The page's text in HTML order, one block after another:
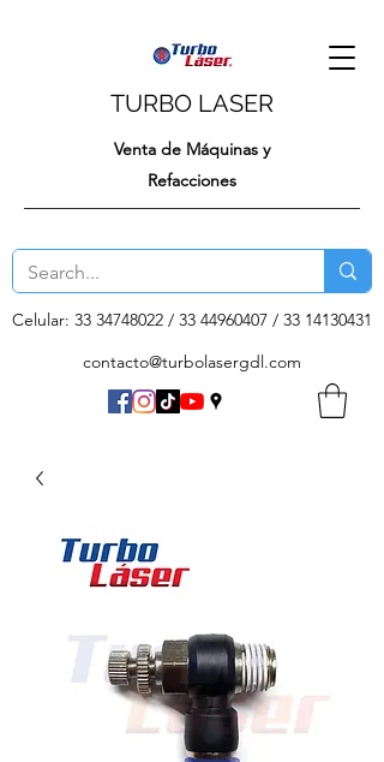
TURBO LASER
Venta de Máquinas y
Refacciones
Celular: 33 34748022 / 33 44960407 / 33 14130431
contacto@turbolasergdl.com